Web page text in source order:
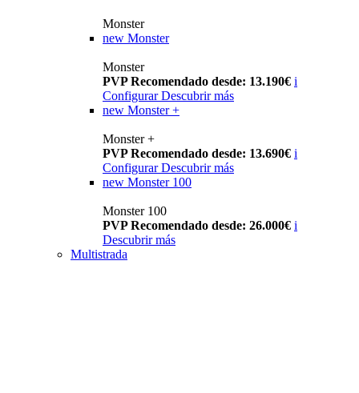
Monster
new Monster
Monster
PVP Recomendado desde: 13.190€ i
Configurar Descubrir más
new Monster +
Monster +
PVP Recomendado desde: 13.690€ i
Configurar Descubrir más
new Monster 100
Monster 100
PVP Recomendado desde: 26.000€ i
Descubrir más
Multistrada